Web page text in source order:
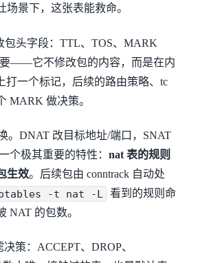
场景下，这张表能救命。
头字段：TTL、TOS、MARK
——它不修改包的内容，而是在内
打一个标记，后续的路由策略、tc
MARK 做决策。
DNAT 改目标地址/端口，SNAT
个极其重要的特性： nat 表的规则
生效。后续包由 conntrack 自动处
-t nat -L
看到的规则命
NAT 的包数。
策：ACCEPT、DROP、